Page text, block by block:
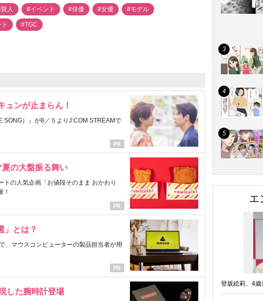
人 #イベント #俳優 #女優 #モデル
#TGC
ュンが止まらん！
SONG）』が8／５よりJ:COM STREAMで
の大盤振る舞い
の人気企画「お値段そのまま おかわり
！
」とは？
、マウスコンピューターの製品担当者が用
した腕時計登場
エ
登坂絵莉、4